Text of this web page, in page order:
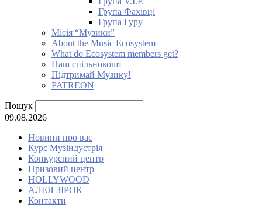
Група Фахівці
Група Гуру
Місія “Музики”
About the Music Ecosystem
What do Ecosystem members get?
Наш спільнокошт
Підтримай Музику!
PATREON
Пошук
09.08.2026
Новини про вас
Курс Музіндустрія
Конкурсний центр
Призовий центр
HOLLYWOOD
АЛЕЯ ЗІРОК
Контакти